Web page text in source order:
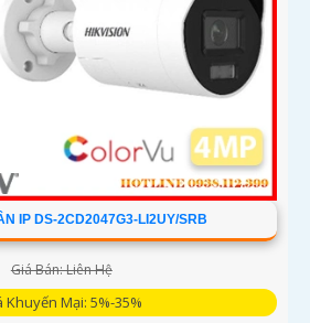
IP DS-2CD2047G3-LI2UY/SRB
Giá Bán: Liên Hệ
Khuyến Mại: 5%-35%